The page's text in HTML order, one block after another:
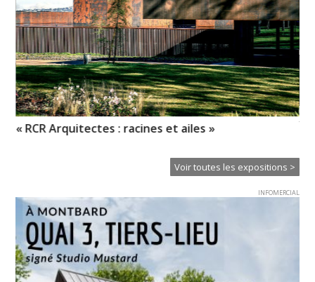
« RCR Arquitectes : racines et ailes »
Voir toutes les expositions >
INFOMERCIAL